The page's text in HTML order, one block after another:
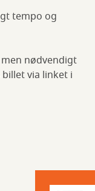
tempo og
nødvendigt
via linket i